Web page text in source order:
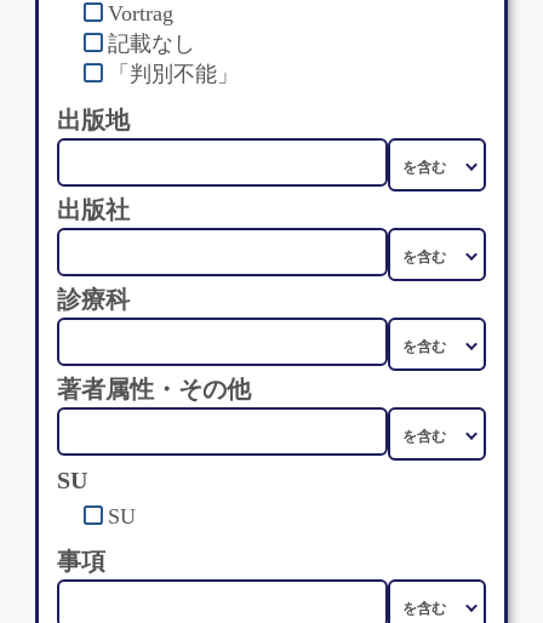
Vortrag
記載なし
「判別不能」
出版地
出版社
診療科
著者属性・その他
SU
SU
事項